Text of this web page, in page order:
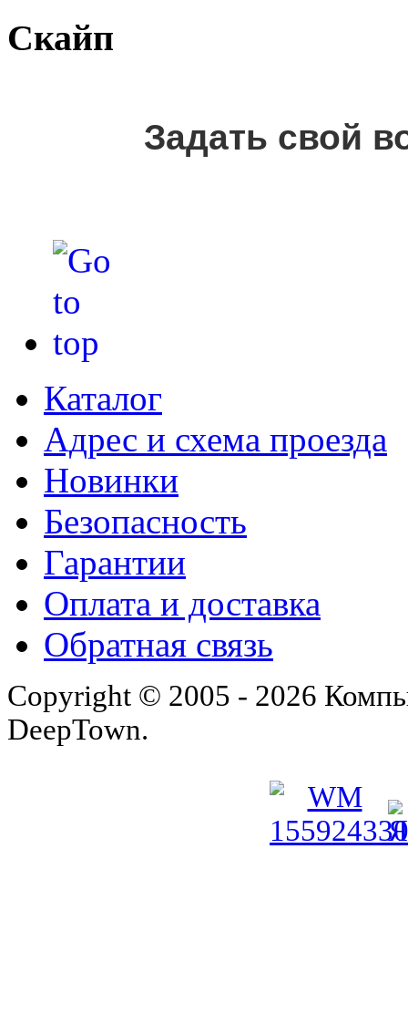
Скайп
Задать свой
Каталог
Адрес и схема проезда
Новинки
Безопасность
Гарантии
Оплата и доставка
Обратная связь
Copyright © 2005 - 2026
DeepTown.